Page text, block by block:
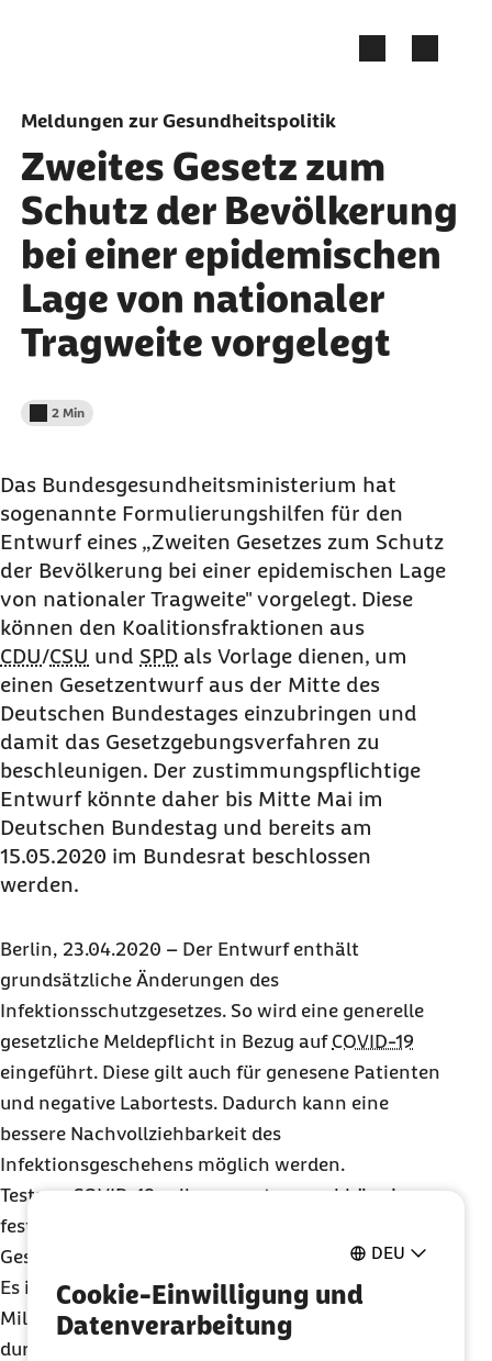
DEU
Cookie-Einwilligung und
Datenverarbeitung
Meldungen zur Gesundheitspolitik
Zweites Gesetz zum
Schutz der Bevölkerung
bei einer epidemischen
Lage von nationaler
Tragweite vorgelegt
Lesedauer weniger als
2 Min
Das Bundesgesundheitsministerium hat
sogenannte Formulierungshilfen für den
Entwurf eines „Zweiten Gesetzes zum Schutz
der Bevölkerung bei einer epidemischen Lage
von nationaler Tragweite" vorgelegt. Diese
können den Koalitionsfraktionen aus
CDU/CSU und SPD als Vorlage dienen, um
einen Gesetzentwurf aus der Mitte des
Deutschen Bundestages einzubringen und
damit das Gesetzgebungsverfahren zu
beschleunigen. Der zustimmungspflichtige
Entwurf könnte daher bis Mitte Mai im
Deutschen Bundestag und bereits am
15.05.2020 im Bundesrat beschlossen
werden.
Berlin, 23.04.2020 – Der Entwurf enthält
grundsätzliche Änderungen des
Infektionsschutzgesetzes. So wird eine generelle
gesetzliche Meldepflicht in Bezug auf COVID-19
eingeführt. Diese gilt auch für genesene Patienten
und negative Labortests. Dadurch kann eine
bessere Nachvollziehbarkeit des
Infektionsgeschehens möglich werden.
Tests zu COVID-19 sollen symptomunabhängig
fester Bestandteil des Leistungskatalogs der
Gesetzlichen Krankenversicherung (GKV) werden.
Es ist geplant, die Testkapazitäten auf 4,5
Millionen Tests pro Woche auszuweiten. Allein
durch die Tests im ambulanten Bereich können